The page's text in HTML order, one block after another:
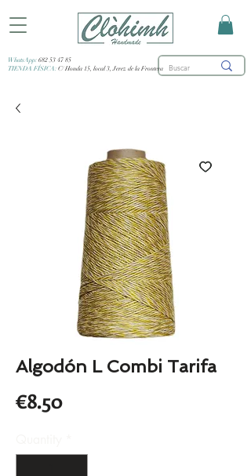
WhatsApp: 682 53 47 85
TIENDA FÍSICA: C/ Honda 15, local 3, Jerez de la Frontera
Algodón L Combi Tarifa
€8.50Price